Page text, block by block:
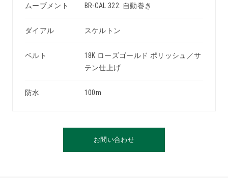
ムーブメント BR-CAL.322. 自動巻き
ダイアル スケルトン
ベルト
18K ローズゴールド ポリッシュ／サ
テン仕上げ
防水 100m
お問い合わせ